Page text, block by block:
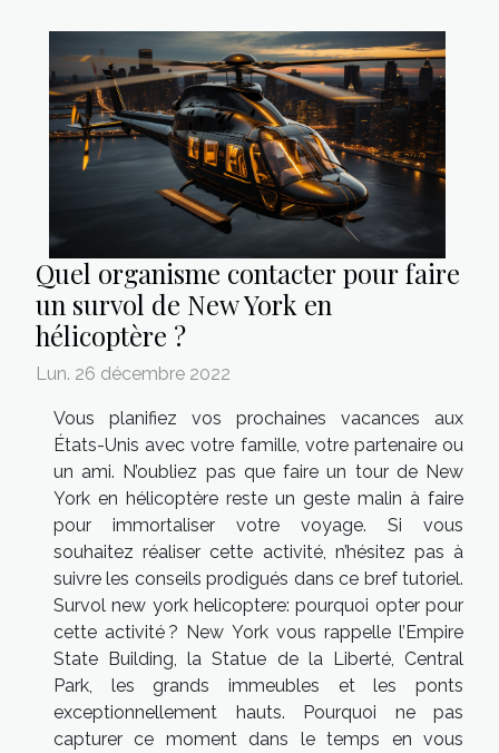
Quel organisme contacter pour faire
un survol de New York en
hélicoptère ?
Lun. 26 décembre 2022
Vous planifiez vos prochaines vacances aux
États-Unis avec votre famille, votre partenaire ou
un ami. N’oubliez pas que faire un tour de New
York en hélicoptère reste un geste malin à faire
pour immortaliser votre voyage. Si vous
souhaitez réaliser cette activité, n’hésitez pas à
suivre les conseils prodigués dans ce bref tutoriel.
Survol new york helicoptere: pourquoi opter pour
cette activité ? New York vous rappelle l’Empire
State Building, la Statue de la Liberté, Central
Park, les grands immeubles et les ponts
exceptionnellement hauts. Pourquoi ne pas
capturer ce moment dans le temps en vous